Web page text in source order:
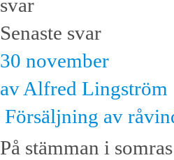
svar
Senaste svar
30 november
av Alfred Lingström
Försäljning av
På stämman i